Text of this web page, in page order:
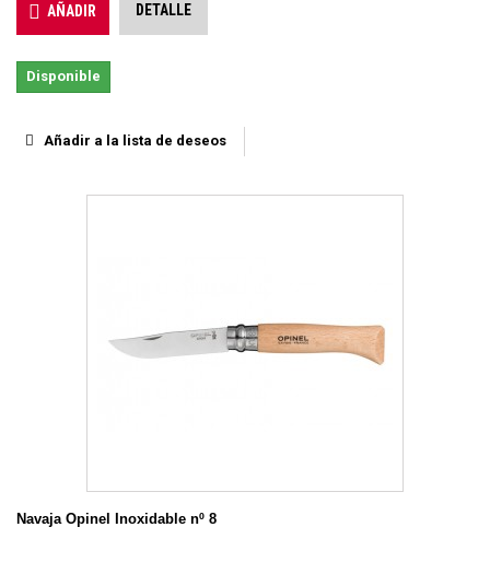
AÑADIR DETALLE
Disponible
Añadir a la lista de deseos
Navaja Opinel Inoxidable nº 8